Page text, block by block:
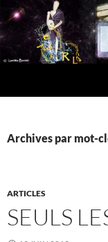
Aller
au
contenu
Archives par mot-
ARTICLES
SEULS